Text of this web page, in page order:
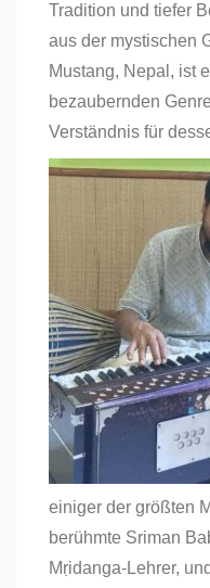
Tradition und tiefer
aus der mystischen
Mustang, Nepal, ist
bezaubernden
Verständnis für
einiger der größten
berühmte Sriman
Mṛidanga-Lehrer,